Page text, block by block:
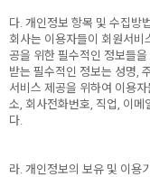
다. 개인정보 항목 및 수집방법
회사는 이용자들이 회원서비
공을 위한 필수적인 정보들
받는 필수적인 정보는 성명,
서비스 제공을 위하여 이용
소, 회사전화번호, 직업, 이메
다.
라. 개인정보의 보유 및 이용